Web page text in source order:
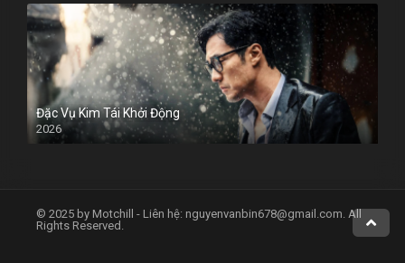
Đặc Vụ Kim Tái Khởi Động
2026
© 2025 by Motchill - Liên hệ: nguyenvanbin678@gmail.com. All
Rights Reserved.